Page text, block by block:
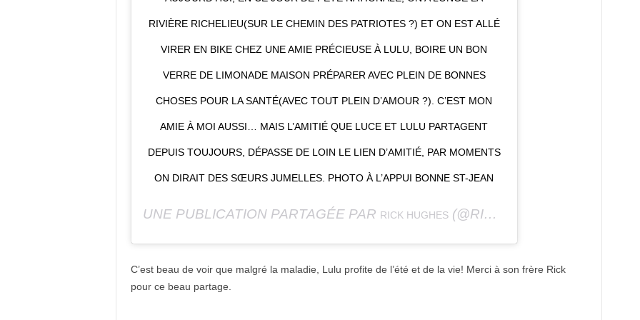
RIVIÈRE RICHELIEU(SUR LE CHEMIN DES PATRIOTES ?) ET ON EST ALLÉ
VIRER EN BIKE CHEZ UNE AMIE PRÉCIEUSE À LULU, BOIRE UN BON
VERRE DE LIMONADE MAISON PRÉPARER AVEC PLEIN DE BONNES
CHOSES POUR LA SANTÉ(AVEC TOUT PLEIN D’AMOUR ?). C’EST MON
AMIE À MOI AUSSI… MAIS L’AMITIÉ QUE LUCE ET LULU PARTAGENT
DEPUIS TOUJOURS, DÉPASSE DE LOIN LE LIEN D’AMITIÉ, PAR MOMENTS
ON DIRAIT DES SŒURS JUMELLES. PHOTO À L’APPUI BONNE ST-JEAN
UNE PUBLICATION PARTAGÉE PAR RICK HUGHES(@RICKHUGHES71) LE
C’est beau de voir que malgré la maladie, Lulu profite de l’été et de la vie! Merci à son frère Rick
pour ce beau partage.